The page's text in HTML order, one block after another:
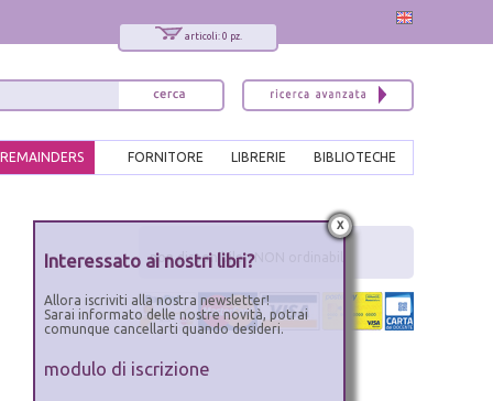
articoli: 0 pz.
BIBLIOTECHE
LIBRERIE
FORNITORE
REMAINDERS
non disponibile - NON ordinabile
x
Interessato ai nostri libri?
Allora iscriviti alla nostra newsletter!
Sarai informato delle nostre novità, potrai
comunque cancellarti quando desideri.
modulo di iscrizione